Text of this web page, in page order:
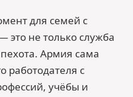
для семей с
это не только служба
Армия сама
работодателя с
учёбы и